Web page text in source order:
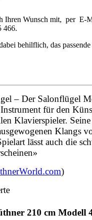
Ihren Wunsch mit, per E-
466.
behilflich, das
– Der Salonflügel
für den
Klavierspieler.
Klangs
lässt auch die
)
210 cm Modell